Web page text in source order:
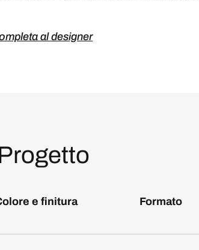
al designer
e finitura Formato